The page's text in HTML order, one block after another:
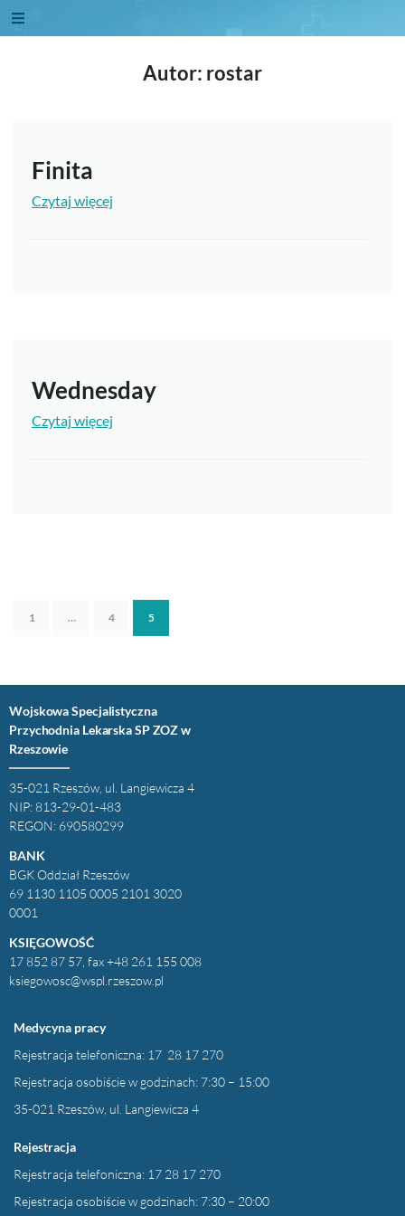
Autor: rostar
Finita
Czytaj więcej
Wednesday
Czytaj więcej
1 … 4 5
Wojskowa Specjalistyczna
Przychodnia Lekarska SP ZOZ w
Rzeszowie
35-021 Rzeszów, ul. Langiewicza 4
NIP: 813-29-01-483
REGON: 690580299
BANK
BGK Oddział Rzeszów
69 1130 1105 0005 2101 3020
0001
KSIĘGOWOŚĆ
17 852 87 57, fax +48 261 155 008
ksiegowosc@wspl.rzeszow.pl
Medycyna pracy
Rejestracja telefoniczna: 17 28 17 270
Rejestracja osobiście w godzinach: 7:30 – 15:00
35-021 Rzeszów, ul. Langiewicza 4
Rejestracja
Rejestracja telefoniczna: 17 28 17 270
Rejestracja osobiście w godzinach: 7:30 – 20:00